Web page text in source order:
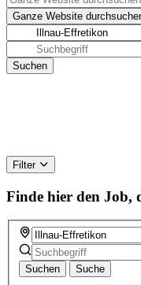
Filter
Finde hier den Job,
Suchen Suche